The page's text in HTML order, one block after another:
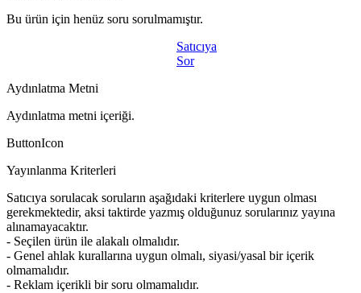
Bu ürün için henüz soru sorulmamıştır.
Satıcıya
Sor
Aydınlatma Metni
Aydınlatma metni içeriği.
ButtonIcon
Yayınlanma Kriterleri
Satıcıya sorulacak soruların aşağıdaki kriterlere uygun olması
gerekmektedir, aksi taktirde yazmış olduğunuz sorularınız yayına
alınamayacaktır.
- Seçilen ürün ile alakalı olmalıdır.
- Genel ahlak kurallarına uygun olmalı, siyasi/yasal bir içerik
olmamalıdır.
- Reklam içerikli bir soru olmamalıdır.